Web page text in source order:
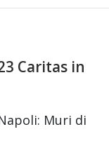
Caritas in
Muri di